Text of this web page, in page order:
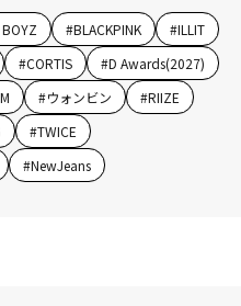
#BLACKPINK #ILLIT
#CORTIS #D Awards(2027)
#ウォンビン #RIIZE
#TWICE
#NewJeans